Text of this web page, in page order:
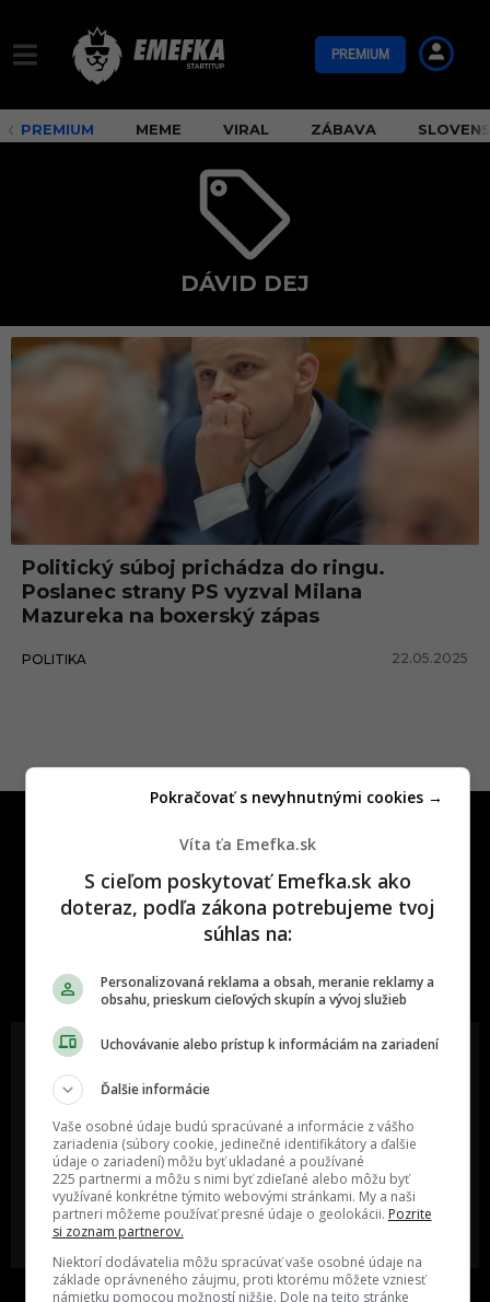
PREMIUM
PREMIUM MEME VIRAL ZÁBAVA
DÁVID DEJ
D
i
d
ePolitický súboj prichádza do ringu.
Poslanec strany PS vyzval Milana
Mazureka na boxerský zápas
POLITIKA 22.05.2025
One time najzábavnejšie miesto na
najzabávnejšie miesto na svete
Oslov reklamou viac ako milión
ľudí v rôznych vekových
kategóriách a na rôznych
sociálnych sieťach a nakopni svoj
biznis alebo produkt.
MÁM ZÁUJEM O
SPOLUPRÁCU
poznáš niekoho, o kom by sme
mali určite napísať?
POŠLI NÁM TIP NA ČLÁNOK
Víta ťa Emefka.sk
S cieľom poskytovať Emefka.sk ako
doteraz, podľa zákona potrebujeme tvoj
súhlas na:
Personalizovaná reklama a obsah, meranie reklamy a
obsahu, prieskum cieľových skupín a vývoj služieb
Uchovávanie alebo prístup k informáciám na zariadení
Ďalšie informácie
Vaše osobné údaje budú spracúvané a informácie z vášho
zariadenia (súbory cookie, jedinečné identifikátory a ďalšie
údaje o zariadení) môžu byť ukladané a používané
225 partnermi a môžu s nimi byť zdieľané alebo môžu byť
využívané konkrétne týmito webovými stránkami. My a naši
partneri môžeme používať presné údaje o geolokácii. Pozrite
si zoznam partnerov.
Niektorí dodávatelia môžu spracúvať vaše osobné údaje na
základe oprávneného záujmu, proti ktorému môžete vzniesť
námietku pomocou možností nižšie. Dole na tejto stránke
Pokračovať s nevyhnutnými cookies →